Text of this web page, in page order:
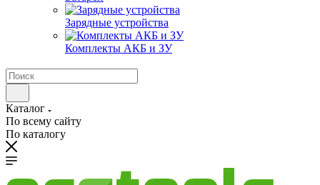
Зарядные устройства
Комплекты АКБ и ЗУ
Каталог
По всему сайту
По каталогу